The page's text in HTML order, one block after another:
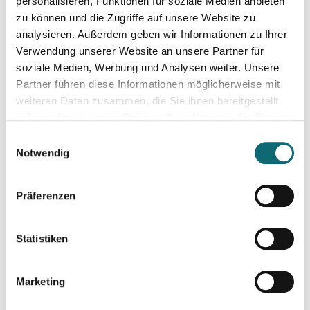
zu können und die Zugriffe auf unsere Website zu
analysieren. Außerdem geben wir Informationen zu Ihrer
Verwendung unserer Website an unsere Partner für
soziale Medien, Werbung und Analysen weiter. Unsere
Partner führen diese Informationen möglicherweise mit
weiteren Daten zusammen, die Sie ihnen bereitgestellt
Notwendig
Präferenzen
Statistiken
Marketing
14.11.2025
Kurzvideos auf Social Media optimieren
17.11.2025
Restart – Orientierung und Perspektiven für Medienprofis
How to Social Media - Onlinepräsenz aufbauen & Beiträge
10.12.2025